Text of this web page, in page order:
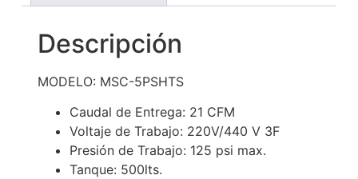
Descripción
MODELO: MSC-5PSHTS
Caudal de Entrega: 21 CFM
Voltaje de Trabajo: 220V/440 V 3F
Presión de Trabajo: 125 psi max.
Tanque: 500lts.